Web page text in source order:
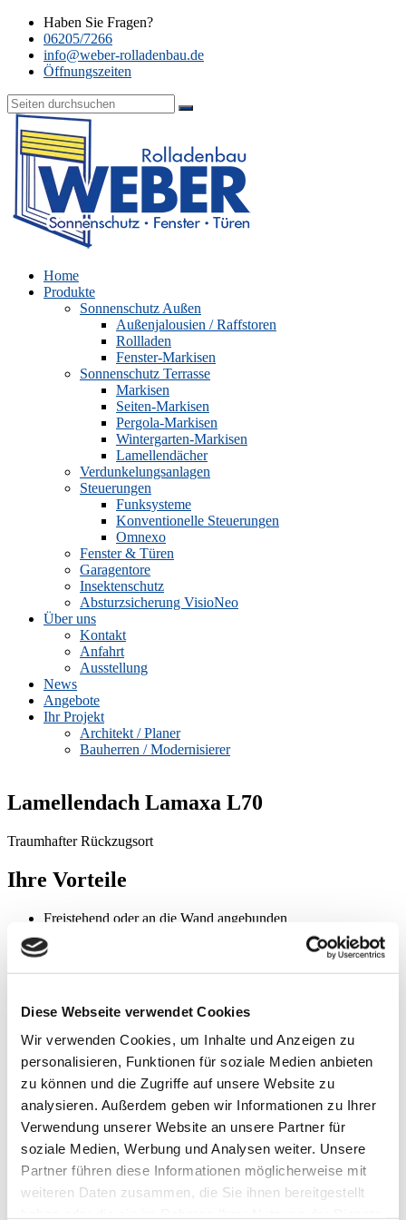
Diese Webseite verwendet Cookies
Wir verwenden Cookies, um Inhalte und Anzeigen zu
personalisieren, Funktionen für soziale Medien anbieten
zu können und die Zugriffe auf unsere Website zu
analysieren. Außerdem geben wir Informationen zu Ihrer
Verwendung unserer Website an unsere Partner für
soziale Medien, Werbung und Analysen weiter. Unsere
Partner führen diese Informationen möglicherweise mit
weiteren Daten zusammen, die Sie ihnen bereitgestellt
Haben Sie Fragen?
06205/7266
info@weber-rolladenbau.de
Öffnungszeiten
Home
Produkte
Sonnenschutz Außen
Außenjalousien / Raffstoren
Rollladen
Fenster-Markisen
Sonnenschutz Terrasse
Markisen
Seiten-Markisen
Pergola-Markisen
Wintergarten-Markisen
Lamellendächer
Verdunkelungsanlagen
Steuerungen
Funksysteme
Konventionelle Steuerungen
Omnexo
Fenster & Türen
Garagentore
Insektenschutz
Absturzsicherung VisioNeo
Über uns
Kontakt
Anfahrt
Ausstellung
News
Angebote
Ihr Projekt
Architekt / Planer
Bauherren / Modernisierer
Lamellendach Lamaxa L70
Traumhafter Rückzugsort
Ihre Vorteile
Freistehend oder an die Wand angebunden
Dreh- und verfahrbare Lamellen auf Knopfdruck
Anpassbar an den Sonnenstand
Produktdetails
max. Breite: 4.750 mm
max. Ausfall: 6.330 mm
Lamellen: Lamellen sind drehbar und verfahrbar
Antrieb: WMS Funkmotor
Gestellfarbe: Pulverbeschichtet gem. WAREMA Farbwelt,
Oberflächenqualität Feinstruktur
Montage: Freistehend, optional Wandanbindung
Produktbeschreibung